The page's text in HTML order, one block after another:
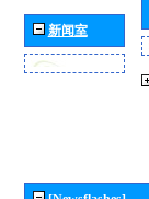
新闻室